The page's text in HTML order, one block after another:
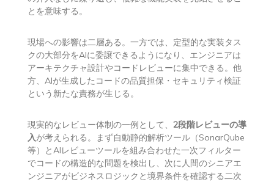
とを意味する。
現場への影響は二層ある。一方では、定型的な実装タス
クの大部分をAIに委譲できるようになり、エンジニアは
アーキテクチャ設計やコードレビューに集中できる。他
方、AIが生成したコードの品質担保・セキュリティ検証
という新たな責務が生じる。
現実的なレビュー体制の一例として、 2段階レビューの導
入が考えられる。まず自動静的解析ツール（SonarQube
等）とAIレビューツールを組み合わせた一次フィルター
でコードの構造的な問題を検出し、次に人間のシニアエ
ンジニアがビジネスロジックと境界条件を確認する二次